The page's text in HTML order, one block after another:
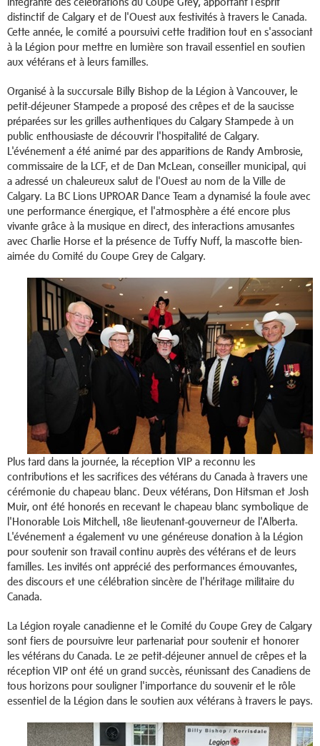
distinctif de Calgary et de l'Ouest aux festivités à travers le Canada.
Cette année, le comité a poursuivi cette tradition tout en s'associant
à la Légion pour mettre en lumière son travail essentiel en soutien
aux vétérans et à leurs familles.
Organisé à la succursale Billy Bishop de la Légion à Vancouver, le
petit-déjeuner Stampede a proposé des crêpes et de la saucisse
préparées sur les grilles authentiques du Calgary Stampede à un
public enthousiaste de découvrir l'hospitalité de Calgary.
L'événement a été animé par des apparitions de Randy Ambrosie,
commissaire de la LCF, et de Dan McLean, conseiller municipal, qui
a adressé un chaleureux salut de l'Ouest au nom de la Ville de
Calgary. La BC Lions UPROAR Dance Team a dynamisé la foule avec
une performance énergique, et l'atmosphère a été encore plus
vivante grâce à la musique en direct, des interactions amusantes
avec Charlie Horse et la présence de Tuffy Nuff, la mascotte bien-
aimée du Comité du Coupe Grey de Calgary.
Plus tard dans la journée, la réception VIP a reconnu les
contributions et les sacrifices des vétérans du Canada à travers une
cérémonie du chapeau blanc. Deux vétérans, Don Hitsman et Josh
Muir, ont été honorés en recevant le chapeau blanc symbolique de
l'Honorable Lois Mitchell, 18e lieutenant-gouverneur de l'Alberta.
L'événement a également vu une généreuse donation à la Légion
pour soutenir son travail continu auprès des vétérans et de leurs
familles. Les invités ont apprécié des performances émouvantes,
des discours et une célébration sincère de l'héritage militaire du
Canada.
La Légion royale canadienne et le Comité du Coupe Grey de Calgary
sont fiers de poursuivre leur partenariat pour soutenir et honorer
les vétérans du Canada. Le 2e petit-déjeuner annuel de crêpes et la
réception VIP ont été un grand succès, réunissant des Canadiens de
tous horizons pour souligner l'importance du souvenir et le rôle
essentiel de la Légion dans le soutien aux vétérans à travers le pays.